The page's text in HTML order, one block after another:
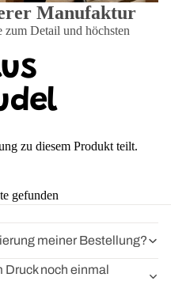
Manufaktur
Detail und höchsten
zu diesem Produkt teilt.
gefunden
meiner Bestellung?
Druck noch einmal